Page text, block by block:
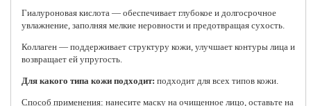
Гиалуроновая кислота — обеспечивает глубокое и долгосрочное
увлажнение, заполняя мелкие неровности и предотвращая сухость.
Коллаген — поддерживает структуру кожи, улучшает контуры лица и
возвращает ей упругость.
Для какого типа кожи подходит: подходит для всех типов кожи.
Способ применения: нанесите маску на очищенное лицо, оставьте на